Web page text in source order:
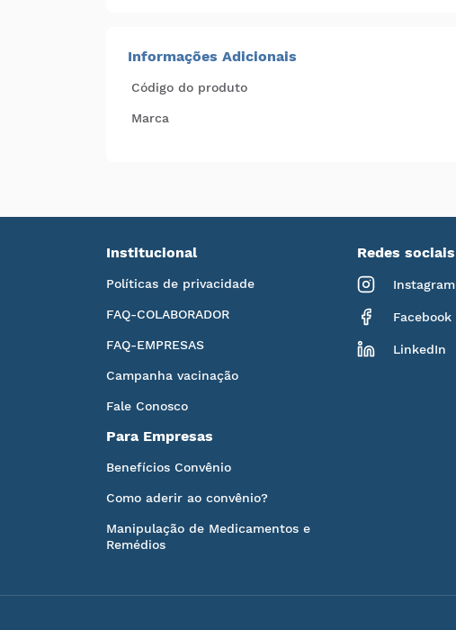
Informações Adicionais
Código do produto
Marca
Institucional
Políticas de privacidade
FAQ-COLABORADOR
FAQ-EMPRESAS
Campanha vacinação
Fale Conosco
Para Empresas
Benefícios Convênio
Como aderir ao convênio?
Manipulação de Medicamentos e
Remédios
Redes sociais
Instagram
Facebook
LinkedIn